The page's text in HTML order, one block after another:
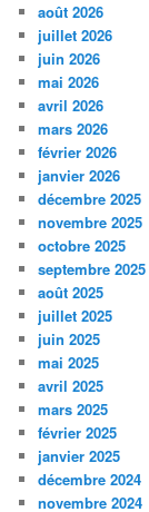
août 2026
juillet 2026
juin 2026
mai 2026
avril 2026
mars 2026
février 2026
janvier 2026
décembre 2025
novembre 2025
octobre 2025
septembre 2025
août 2025
juillet 2025
juin 2025
mai 2025
avril 2025
mars 2025
février 2025
janvier 2025
décembre 2024
novembre 2024